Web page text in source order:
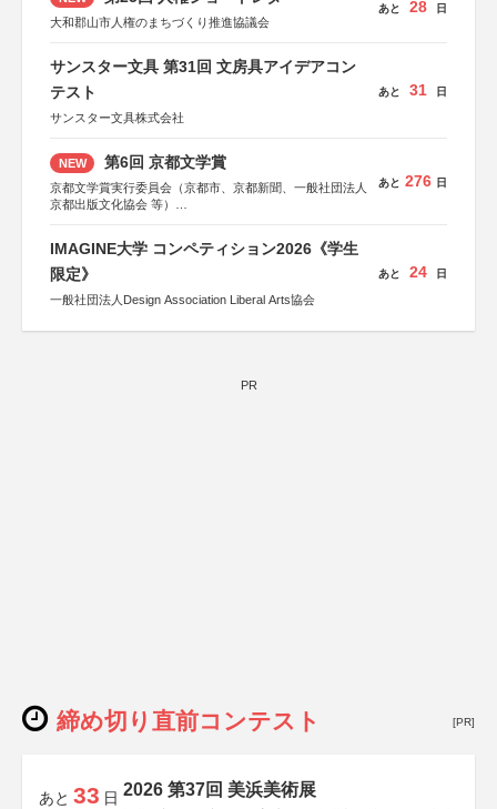
大和郡山市人権のまちづくり推進協議会
あと 28 日
サンスター文具 第31回 文房具アイデアコン
テスト
サンスター文具株式会社
あと 31 日
NEW 第6回 京都文学賞
京都文学賞実行委員会（京都市、京都新聞、一般社団法人
京都出版文化協会 等）
KADOKAWA、河出書房新社、幻冬舎、講談社、光文社、
集英社、小学館、祥伝社、新潮社、淡交社、ちいさいミシ
マ社、徳間書店、早川書房、PHP研究所、双葉社、文藝春
あと 276 日
IMAGINE大学 コンペティション2026《学生
限定》
一般社団法人Design Association Liberal Arts協会
あと 24 日
PR
締め切り直前コンテスト [PR]
あと 33 日 2026 第37回 美浜美術展